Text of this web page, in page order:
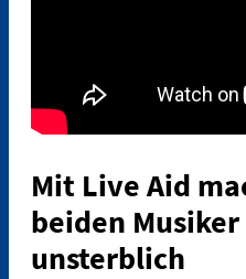
Mit Live Aid
beiden
unsterblich